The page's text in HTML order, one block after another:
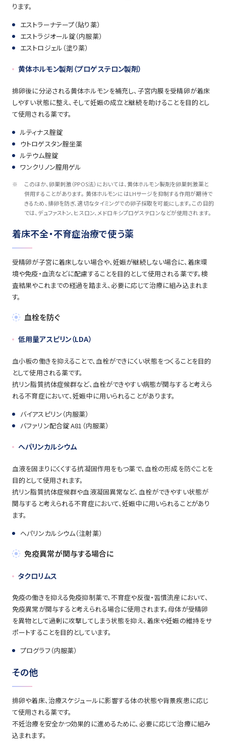
ります。
エストラーナテープ（貼り薬）
エストラジオール錠（内服薬）
エストロジェル（塗り薬）
黄体ホルモン製剤（プロゲステロン製剤）
排卵後に分泌される黄体ホルモンを補充し、子宮内膜を受精卵が着床
しやすい状態に整え、そして妊娠の成立と継続を助けることを目的とし
て使用される薬です。
ルティナス腟錠
ウトロゲスタン腟坐薬
ルテウム腟錠
ワンクリノン膣用ゲル
※
このほか、卵巣刺激（PPOS法）においては、黄体ホルモン製剤を卵巣刺激薬と
併用することがあります。 黄体ホルモンにはLHサージを抑制する作用が期待で
きるため、排卵を防ぎ、適切なタイミングでの卵子採取を可能にします。この目的
では、デュファストン、ヒスロン、メドロキシプロゲステロンなどが使用されます。
着床不全・不育症治療で使う薬
受精卵が子宮に着床しない場合や、妊娠が継続しない場合に、着床環
境や免疫・血流などに配慮することを目的として使用される薬です。検
査結果やこれまでの経過を踏まえ、必要に応じて治療に組み込まれま
す。
血栓を防ぐ
低用量アスピリン（LDA）
血小板の働きを抑えることで、血栓ができにくい状態をつくることを目的
として使用される薬です。
抗リン脂質抗体症候群など、血栓ができやすい病態が関与すると考えら
れる不育症において、妊娠中に用いられることがあります。
バイアスピリン（内服薬）
バファリン配合錠 A81（内服薬）
ヘパリンカルシウム
血液を固まりにくくする抗凝固作用をもつ薬で、血栓の形成を防ぐことを
目的として使用されます。
抗リン脂質抗体症候群や血液凝固異常など、血栓ができやすい状態が
関与すると考えられる不育症において、妊娠中に用いられることがあり
ます。
ヘパリンカルシウム（注射薬）
免疫異常が関与する場合に
タクロリムス
免疫の働きを抑える免疫抑制薬で、不育症や反復・習慣流産において、
免疫異常が関与すると考えられる場合に使用されます。母体が受精卵
を異物として過剰に攻撃してしまう状態を抑え、着床や妊娠の維持をサ
ポートすることを目的としています。
プログラフ（内服薬）
その他
排卵や着床、治療スケジュールに影響する体の状態や背景疾患に応じ
て使用される薬です。
不妊治療を安全かつ効果的に進めるために、必要に応じて治療に組み
込まれます。